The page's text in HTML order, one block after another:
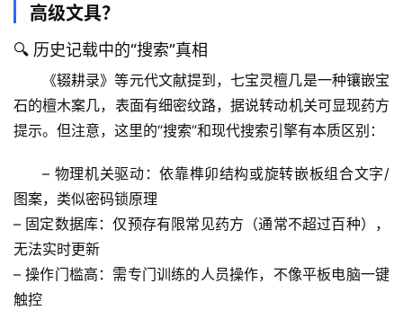
高级文具？
🔍 历史记载中的“搜索”真相
《辍耕录》等元代文献提到，七宝灵檀几是一种镶嵌宝
石的檀木案几，表面有细密纹路，据说转动机关可显现药方
提示。但注意，这里的“搜索”和现代搜索引擎有本质区别：
– 物理机关驱动 ：依靠榫卯结构或旋转嵌板组合文字/
图案，类似密码锁原理
– 固定数据库：仅预存有限常见药方（通常不超过百种），
无法实时更新
– 操作门槛高 ：需专门训练的人员操作，不像平板电脑一键
触控